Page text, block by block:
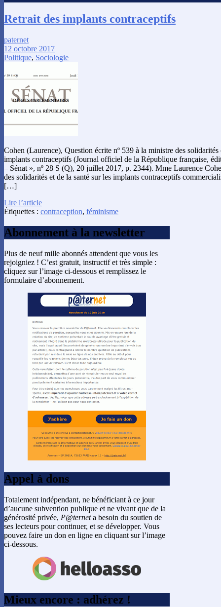
Retrait des implants contraceptifs
paternet
12 octobre 2017
Politique, Sociologie
Cohen (Laurence), Question écrite nº 539 à la ministre des solidarités
implants contraceptifs (Journal officiel de la République française,
– Sénat », nº 28 S (Q), 20 juillet 2017, p. 2344). Mme Laurence
des solidarités et de la santé sur les implants contraceptifs
[…]
Lire l’article
Étiquettes : contraception, féminisme
Abonnement à la newsletter
Plus de neuf mille abonnés attendent que vous les
rejoigniez ! C’est gratuit, instructif et très simple :
cliquez sur l’image ci-dessous et remplissez le
formulaire d’abonnement.
Appel à dons
Totalement indépendant, ne bénéficiant à ce jour
d’aucune subvention publique et ne vivant que de la
générosité privée, P@terneta besoin du soutien de
ses lecteurs pour continuer, et se développer. Vous
pouvez faire un don en ligne en cliquant sur l’image
ci-dessous.
Mieux encore : adhérez !